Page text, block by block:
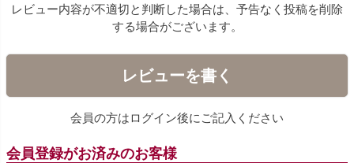
レビュー内容が不適切と判断した場合は、予告なく投稿を削除
する場合がございます。
レビューを書く
会員の方はログイン後にご記入ください
会員登録がお済みのお客様